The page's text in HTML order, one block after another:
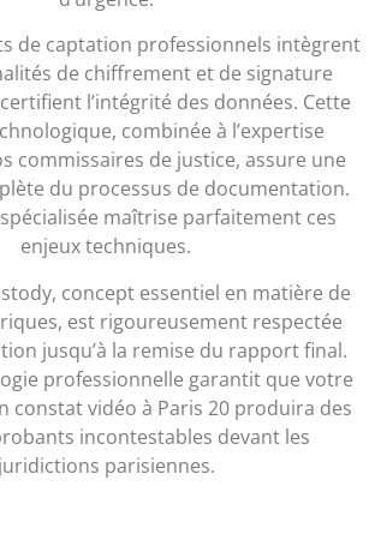
de captation professionnels intègrent
de chiffrement et de signature
l’intégrité des données. Cette
combinée à l’expertise
commissaires de justice, assure une
du processus de documentation.
maîtrise parfaitement ces
enjeux techniques.
concept essentiel en matière de
est rigoureusement respectée
jusqu’à la remise du rapport final.
professionnelle garantit que votre
constat vidéo à Paris 20 produira des
incontestables devant les
juridictions parisiennes.